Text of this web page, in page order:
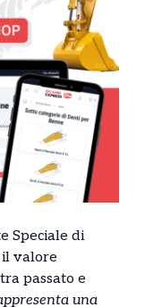
Speciale di
il valore
passato e
una